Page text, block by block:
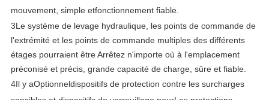
mouvement, simple etfonctionnement fiable.
3Le système de levage hydraulique, les points de commande de
l'extrémité et les points de commande multiples des différents
étages pourraient êtreArrêtez n'importe où à l'emplacement
préconisé et précis, grande capacité de charge, sûre et fiable.
4Il y aOptionneldispositifs de protection contre les surcharges